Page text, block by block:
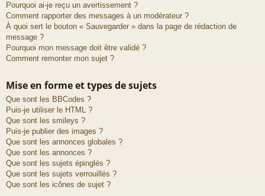
Pourquoi ai-je reçu un avertissement ?
Comment rapporter des messages à un modérateur ?
À quoi sert le bouton « Sauvegarder » dans la page de rédaction de
message ?
Pourquoi mon message doit être validé ?
Comment remonter mon sujet ?
Mise en forme et types de sujets
Que sont les BBCodes ?
Puis-je utiliser le HTML ?
Que sont les smileys ?
Puis-je publier des images ?
Que sont les annonces globales ?
Que sont les annonces ?
Que sont les sujets épinglés ?
Que sont les sujets verrouillés ?
Que sont les icônes de sujet ?